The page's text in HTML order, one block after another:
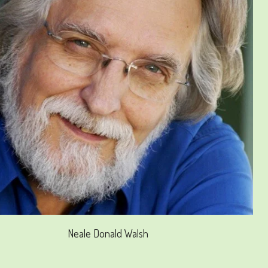
Neale Donald Walsh